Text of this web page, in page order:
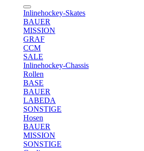
Inlinehockey-Skates
BAUER
MISSION
GRAF
CCM
SALE
Inlinehockey-Chassis
Rollen
BASE
BAUER
LABEDA
SONSTIGE
Hosen
BAUER
MISSION
SONSTIGE